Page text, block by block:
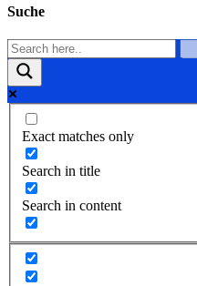
Suche
Exact matches only
Search in title
Search in content